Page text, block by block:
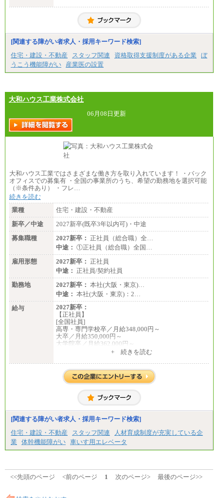
大学院卒/月給256,000円～288,000円
大学卒/月給240,000円～270,000円
短大・高専卒/月給216,000円～243,000円
■特定職員※
大学院卒/月給234,000円～263,000円
大学卒/月給219,000円～246,000円
短大・高専卒/月給197,000円～222,000円
※拠点型職員、特定職員の給与は、生活の拠点が定
す。
中途：
全職種共通
月給制
226,600円～390,100円（勤務地域等により異なりま
す）
・ご経験やスキルを考慮し、選考の中で決定いたし
ます。
・試用期間中も同額支給します。
[関連する障がい者求人・採用キーワード検索]
住宅・建設・不動産
スタッフ関連 資格取得支援制度がある企業
ぼ
うこう機能障がい
産業医の設置
大和ハウス工業株式会社
06月08日更新
大和ハウス工業ではさまざまな働き方を取り入れています！ ・バック
オフィスでの募集有 ・全国の事業所のうち、希望の勤務地を選択可能
（※条件あり） ・フレ…
続きを読む
業種
住宅・建設・不動産
新卒／中途
2027新卒(既卒3年以内可)・中途
募集職種
2027新卒： 正社員（総合職）全…
中途： ①正社員（総合職）全国…
雇用形態
2027新卒： 正社員
中途： 正社員/契約社員
勤務地
2027新卒： 本社(大阪・東京)…
中途： 本社(大阪・東京)：2…
給与
2027新卒：
【正社員】
[全国社員]
高専・専門学校卒／月給348,000円～
大卒／月給350,000円～
大学院卒／月給362,000円～
[地域社員]月給295,000円～
【正社員】
[全国社員]月給348,000円～
[地域社員]月給295,000円～
【契約社員】月給200,000円～
+ 続きを読む
[関連する障がい者求人・採用キーワード検索]
住宅・建設・不動産
スタッフ関連
人材育成制度が充実している企
業
体幹機能障がい 車いす用エレベータ
<<先頭のページ <前のページ 1 次のページ> 最後のページ>>